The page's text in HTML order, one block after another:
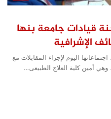
لجنة قيادات جامعة بنها
الإشرافية
اليوم لإجراء المقابلات مع
وهي أمين كلية العلاج الطبيعى…